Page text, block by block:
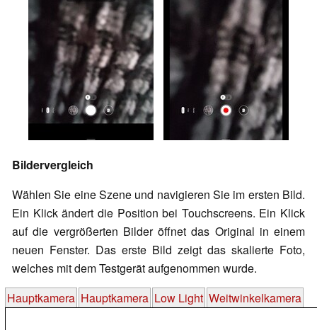
Bildervergleich
Wählen Sie eine Szene und navigieren Sie im ersten Bild.
Ein Klick ändert die Position bei Touchscreens. Ein Klick
auf die vergrößerten Bilder öffnet das Original in einem
neuen Fenster. Das erste Bild zeigt das skalierte Foto,
welches mit dem Testgerät aufgenommen wurde.
Hauptkamera Hauptkamera Low Light Weitwinkelkamera